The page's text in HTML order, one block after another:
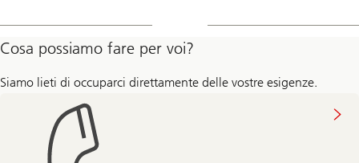
Cosa possiamo fare per voi?
Siamo lieti di occuparci direttamente delle vostre esigenze.